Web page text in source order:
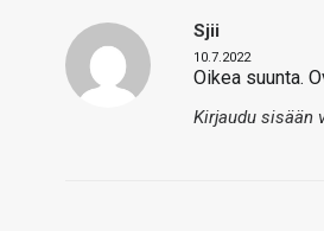
Sjii
10.7.2022
Oikea suunta.
Kirjaudu sisään